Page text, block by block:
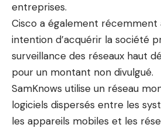
entreprises.
Cisco a également récemment
intention d’acquérir la société
surveillance des réseaux haut
pour un montant non divulgué.
SamKnows utilise un réseau
logiciels dispersés entre les
les appareils mobiles et les